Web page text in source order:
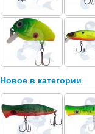
Новое в категории